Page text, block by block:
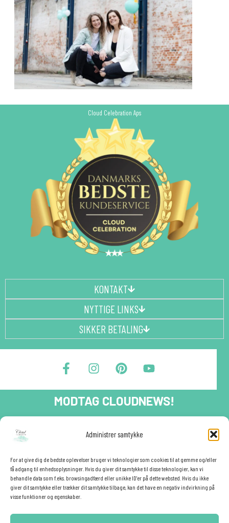
Administrer samtykke
For at give dig de bedste oplevelser bruger vi teknologier som cookies til at gemme og/eller
få adgang til enhedsoplysninger. Hvis du giver dit samtykke til disse teknologier, kan vi
behandle data som f.eks. browsingadfærd eller unikke ID'er på dette websted. Hvis du ikke
giver dit samtykke eller trækker dit samtykke tilbage, kan det have en negativ indvirkning på
visse funktioner og egenskaber.
Cloud Celebration Aps
KONTAKT
NYTTIGE LINKS
SIKKER BETALING
a
c
e
b
o
f
n
s
t
a
g
a
i
n
t
e
r
s
o
t
u
b
MODTAG CLOUDNEWS!
festinspiration direkte i din indbakke.🎉
Fornavn
E-mail